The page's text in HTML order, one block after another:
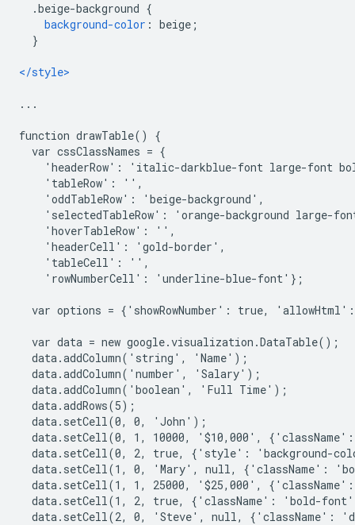
.beige-background {
background-color : beige ;
}
</style>
...
function drawTable() {
var cssClassNames = {
'headerRow': 'italic-darkblue-font large-font
'tableRow': '',
'oddTableRow': 'beige-background',
'selectedTableRow': 'orange-background large-
'hoverTableRow': '',
'headerCell': 'gold-border',
'tableCell': '',
'rowNumberCell': 'underline-blue-font'};
var options = {'showRowNumber': true, 'allowHtml':
var data = new google.visualization.DataTable();
data.addColumn('string', 'Name');
data.addColumn('number', 'Salary');
data.addColumn('boolean', 'Full Time');
data.addRows(5);
data.setCell(0, 0, 'John');
data.setCell(0, 1, 10000, '$10,000',
data.setCell(0, 2, true, {'style': 'background-
data.setCell(1, 0, 'Mary', null, {'className':
data.setCell(1, 1, 25000, '$25,000',
data.setCell(1, 2, true, {'className': 'bold-
data.setCell(2, 0, 'Steve', null, {'className':